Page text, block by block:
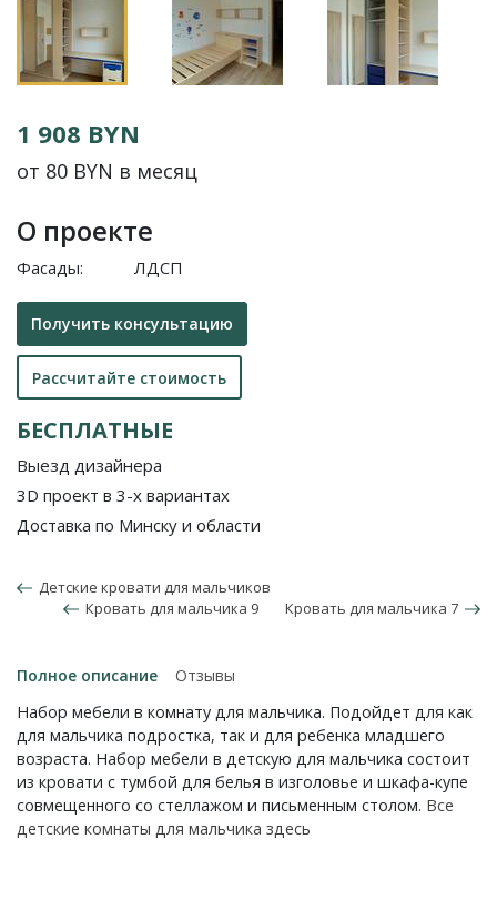
1 908 BYN
от 80 BYN в месяц
О проекте
Фасады: ЛДСП
Получить консультацию
Рассчитайте стоимость
БЕСПЛАТНЫЕ
Выезд дизайнера
3D проект в 3-х вариантах
Доставка по Минску и области
Детские кровати для мальчиков
Кровать для мальчика 9
Кровать для мальчика 7
Полное описание
Отзывы
Набор мебели в комнату для мальчика. Подойдет для как
для мальчика подростка, так и для ребенка младшего
возраста. Набор мебели в детскую для мальчика состоит
из кровати с тумбой для белья в изголовье и шкафа-купе
совмещенного со стеллажом и письменным столом. Все
детские комнаты для мальчика здесь